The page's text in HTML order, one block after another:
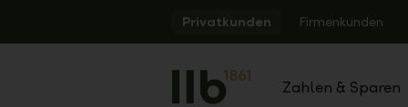
Privatkunden Firmenkunden
Zahlen & Sparen